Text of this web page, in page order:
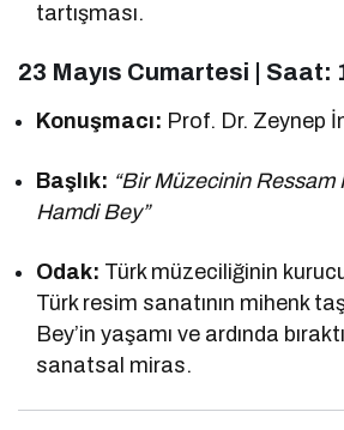
tartışması.
23 Mayıs Cumartesi | Saat:
Konuşmacı: Prof. Dr. Zeynep
Başlık: “Bir Müzecinin Ressam
Hamdi Bey”
Odak: Türk müzeciliğinin
Türk resim sanatının mihenk
Bey’in yaşamı ve ardında
sanatsal miras.